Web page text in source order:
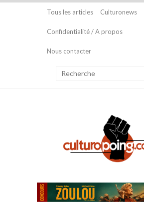
Tous les articles Culturonews
Confidentialité / A propos
Nous contacter